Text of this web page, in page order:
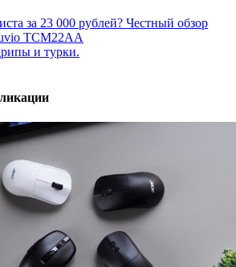
за 23 000 рублей? Честный обзор
TCM22AA
и турки.